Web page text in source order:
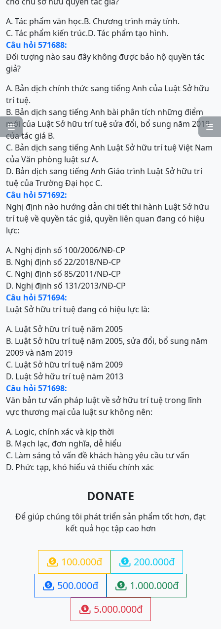


A. Tác phẩm văn học.B. Chương trình máy tính.
C. Tác phẩm kiến trúc.D. Tác phẩm tạo hình.
Câu hỏi 571688:
Đối tượng nào sau đây không được bảo hộ quyền tác
giả?
A. Bản dịch chính thức sang tiếng Anh của Luật Sở hữu
trí tuệ.
B. Bản dịch sang tiếng Anh bài phân tích những điểm
mới của Luật Sở hữu trí tuệ sửa đổi, bổ sung năm 2019
của tác giả B.
C. Bản dịch sang tiếng Anh Luật Sở hữu trí tuệ Việt Nam
của Văn phòng luật sư A.
D. Bản dịch sang tiếng Anh Giáo trình Luật Sở hữu trí
tuệ của Trường Đại học C.
Câu hỏi 571692:
Nghị định nào hướng dẫn chi tiết thi hành Luật Sở hữu
trí tuệ về quyền tác giả, quyền liên quan đang có hiệu
lực:
A. Nghị định số 100/2006/NĐ-CP
B. Nghị định số 22/2018/NĐ-CP
C. Nghị định số 85/2011/NĐ-CP
D. Nghị định số 131/2013/NĐ-CP
Câu hỏi 571694:
Luật Sở hữu trí tuệ đang có hiệu lực là:
A. Luật Sở hữu trí tuệ năm 2005
B. Luật Sở hữu trí tuệ năm 2005, sửa đổi, bổ sung năm
2009 và năm 2019
C. Luật Sở hữu trí tuệ năm 2009
D. Luật Sở hữu trí tuệ năm 2013
Câu hỏi 571698:
Văn bản tư vấn pháp luật về sở hữu trí tuệ trong lĩnh
vực thương mại của luật sư không nên:
A. Logic, chính xác và kịp thời
B. Mạch lạc, đơn nghĩa, dễ hiểu
C. Làm sáng tỏ vấn đề khách hàng yêu cầu tư vấn
D. Phức tạp, khó hiểu và thiếu chính xác
DONATE
Để giúp chúng tôi phát triển sản phẩm tốt hơn, đạt
kết quả học tập cao hơn
 100.000đ  200.000đ
 500.000đ  1.000.000đ
 5.000.000đ